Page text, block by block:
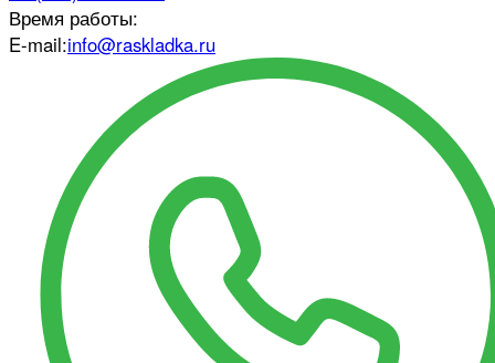
Время работы:
E-mail:info@raskladka.ru